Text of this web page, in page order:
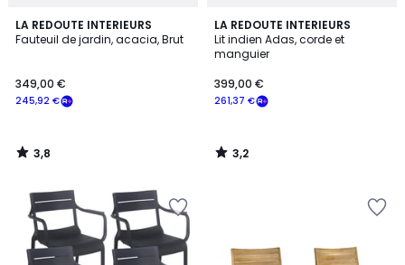
LA REDOUTE INTERIEURS
Fauteuil de jardin, acacia, Brut
245,92 €
349,00 €
3,8
/ 5
3,8
/
LA REDOUTE INTERIEURS
Lit indien Adas, corde et
manguier
261,37 €
399,00 €
3,2
/ 5
3,2
/